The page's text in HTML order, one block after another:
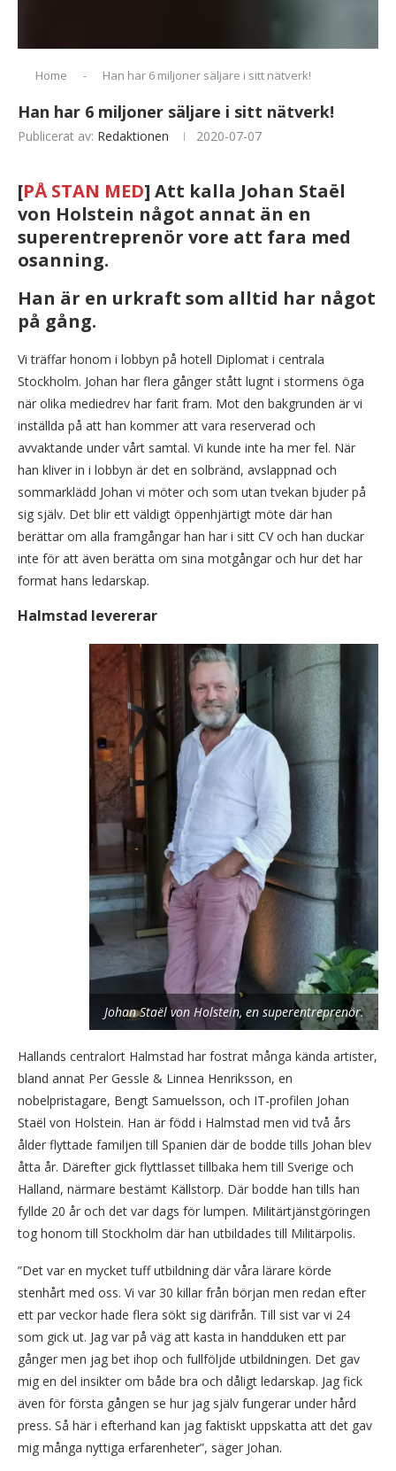
Home - Han har 6 miljoner säljare i sitt nätverk!
Han har 6 miljoner säljare i sitt nätverk!
Publicerat av: Redaktionen 2020-07-07
[PÅ STAN MED] Att kalla Johan Staël
von Holstein något annat än en
superentreprenör vore att fara med
osanning.
Han är en urkraft som alltid har något
på gång.
Vi träffar honom i lobbyn på hotell Diplomat i centrala
Stockholm. Johan har flera gånger stått lugnt i stormens öga
när olika mediedrev har farit fram. Mot den bakgrunden är vi
inställda på att han kommer att vara reserverad och
avvaktande under vårt samtal. Vi kunde inte ha mer fel. När
han kliver in i lobbyn är det en solbränd, avslappnad och
sommarklädd Johan vi möter och som utan tvekan bjuder på
sig själv. Det blir ett väldigt öppenhjärtigt möte där han
berättar om alla framgångar han har i sitt CV och han duckar
inte för att även berätta om sina motgångar och hur det har
format hans ledarskap.
Halmstad levererar
Johan Staël von Holstein, en superentreprenör.
Hallands centralort Halmstad har fostrat många kända artister,
bland annat Per Gessle & Linnea Henriksson, en
nobelpristagare, Bengt Samuelsson, och IT-profilen Johan
Staël von Holstein. Han är född i Halmstad men vid två års
ålder flyttade familjen till Spanien där de bodde tills Johan blev
åtta år. Därefter gick flyttlasset tillbaka hem till Sverige och
Halland, närmare bestämt Källstorp. Där bodde han tills han
fyllde 20 år och det var dags för lumpen. Militärtjänstgöringen
tog honom till Stockholm där han utbildades till Militärpolis.
”Det var en mycket tuff utbildning där våra lärare körde
stenhårt med oss. Vi var 30 killar från början men redan efter
ett par veckor hade flera sökt sig därifrån. Till sist var vi 24
som gick ut. Jag var på väg att kasta in handduken ett par
gånger men jag bet ihop och fullföljde utbildningen. Det gav
mig en del insikter om både bra och dåligt ledarskap. Jag fick
även för första gången se hur jag själv fungerar under hård
press. Så här i efterhand kan jag faktiskt uppskatta att det gav
mig många nyttiga erfarenheter”, säger Johan.